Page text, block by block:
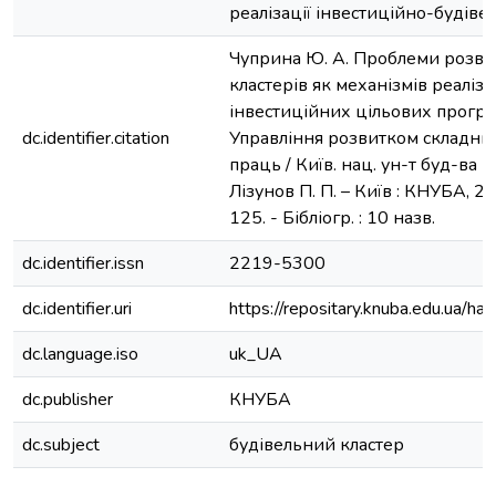
реалізації інвестиційно-
dc.identifier.citation
Чуприна Ю. А. Проблеми
кластерів як механізмів
інвестиційних цільових
Управління розвитком
праць / Київ. нац. ун-т буд-ва і
Лізунов П. П. – Київ : КНУБА,
125. - Бібліогр. : 10 назв.
dc.identifier.issn
2219-5300
dc.identifier.uri
https://repositary.knuba.edu.ua/
dc.language.iso
uk_UA
dc.publisher
КНУБА
dc.subject
будівельний кластер